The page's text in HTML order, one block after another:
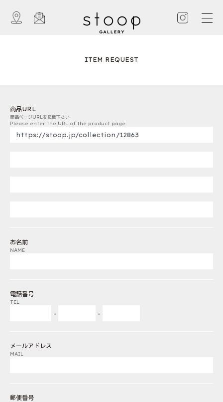
ITEM REQUEST
商品URL
商品ページURLを記載下さい
Please enter the URL of the product page
お名前
NAME
電話番号
TEL
- -
メールアドレス
MAIL
郵便番号